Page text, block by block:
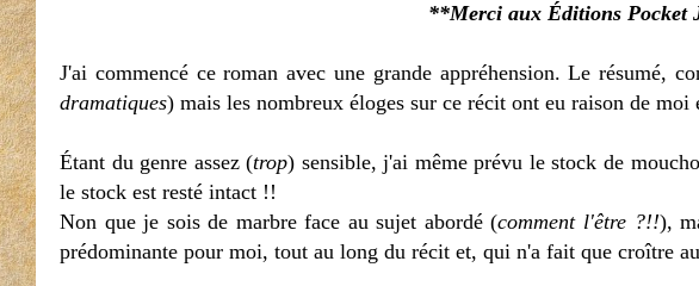
**Merci aux Éditions Pocket
J'ai commencé ce roman avec une grande appréhension. Le résumé,
dramatiques) mais les nombreux éloges sur ce récit ont eu raison de
Étant du genre assez (trop) sensible, j'ai même prévu le stock de
le stock est resté intact !!
Non que je sois de marbre face au sujet abordé (comment l'être ?!!),
prédominante pour moi, tout au long du récit et, qui n'a fait que croître